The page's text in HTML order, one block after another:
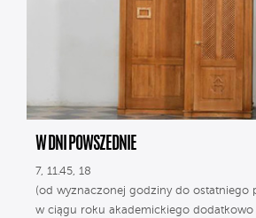
W DNI POWSZEDNIE
7, 11.45, 18
(od wyznaczonej godziny do ostatniego
w ciągu roku akademickiego dodatkowo